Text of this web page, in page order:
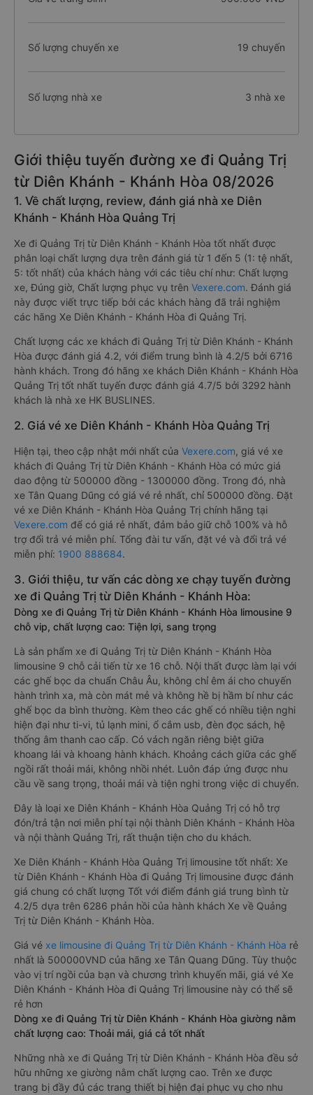
Số lượng chuyến xe 19 chuyến
Số lượng nhà xe 3 nhà xe
Giới thiệu tuyến đường xe đi Quảng Trị
từ Diên Khánh - Khánh Hòa 08/2026
1. Về chất lượng, review, đánh giá nhà xe Diên
Khánh - Khánh Hòa Quảng Trị
Xe đi Quảng Trị từ Diên Khánh - Khánh Hòa tốt nhất được
phân loại chất lượng dựa trên đánh giá từ 1 đến 5 (1: tệ nhất,
5: tốt nhất) của khách hàng với các tiêu chí như: Chất lượng
xe, Đúng giờ, Chất lượng phục vụ trên Vexere.com. Đánh giá
này được viết trực tiếp bởi các khách hàng đã trải nghiệm
các hãng Xe Diên Khánh - Khánh Hòa đi Quảng Trị.
Chất lượng các xe khách đi Quảng Trị từ Diên Khánh - Khánh
Hòa được đánh giá 4.2, với điểm trung bình là 4.2/5 bởi 6716
hành khách. Trong đó hãng xe khách Diên Khánh - Khánh Hòa
Quảng Trị tốt nhất tuyến được đánh giá 4.7/5 bởi 3292 hành
khách là nhà xe HK BUSLINES.
2. Giá vé xe Diên Khánh - Khánh Hòa Quảng Trị
Hiện tại, theo cập nhật mới nhất của Vexere.com, giá vé xe
khách đi Quảng Trị từ Diên Khánh - Khánh Hòa có mức giá
dao động từ 500000 đồng - 1300000 đồng. Trong đó, nhà
xe Tân Quang Dũng có giá vé rẻ nhất, chỉ 500000 đồng. Đặt
vé xe Diên Khánh - Khánh Hòa Quảng Trị chính hãng tại
Vexere.com để có giá rẻ nhất, đảm bảo giữ chỗ 100% và hỗ
trợ đổi trả vé miễn phí. Tổng đài tư vấn, đặt vé và đổi trả vé
miễn phí: 1900 888684.
3. Giới thiệu, tư vấn các dòng xe chạy tuyến đường
xe đi Quảng Trị từ Diên Khánh - Khánh Hòa:
Dòng xe đi Quảng Trị từ Diên Khánh - Khánh Hòa limousine 9
chỗ vip, chất lượng cao: Tiện lợi, sang trọng
Là sản phẩm xe đi Quảng Trị từ Diên Khánh - Khánh Hòa
limousine 9 chỗ cải tiến từ xe 16 chỗ. Nội thất được làm lại với
các ghế bọc da chuẩn Châu Âu, không chỉ êm ái cho chuyến
hành trình xa, mà còn mát mẻ và không hề bị hầm bí như các
ghế bọc da bình thường. Kèm theo các ghế có nhiều tiện nghi
hiện đại như ti-vi, tủ lạnh mini, ổ cắm usb, đèn đọc sách, hệ
thống âm thanh cao cấp. Có vách ngăn riêng biệt giữa
khoang lái và khoang hành khách. Khoảng cách giữa các ghế
ngồi rất thoải mái, không nhồi nhét. Luôn đáp ứng được nhu
cầu về sang trọng, thoải mái và tiện nghi trong việc di chuyển.
Đây là loại xe Diên Khánh - Khánh Hòa Quảng Trị có hỗ trợ
đón/trả tận nơi miễn phí tại nội thành Diên Khánh - Khánh Hòa
và nội thành Quảng Trị, rất thuận tiện cho du khách.
Xe Diên Khánh - Khánh Hòa Quảng Trị limousine tốt nhất: Xe
từ Diên Khánh - Khánh Hòa đi Quảng Trị limousine được đánh
giá chung có chất lượng Tốt với điểm đánh giá trung bình từ
4.2/5 dựa trên 6286 phản hồi của hành khách Xe về Quảng
Trị từ Diên Khánh - Khánh Hòa.
Giá vé xe limousine đi Quảng Trị từ Diên Khánh - Khánh Hòa rẻ
nhất là 500000VND của hãng xe Tân Quang Dũng. Tùy thuộc
vào vị trí ngồi của bạn và chương trình khuyến mãi, giá vé Xe
Diên Khánh - Khánh Hòa đi Quảng Trị limousine này có thể sẽ
rẻ hơn
Dòng xe đi Quảng Trị từ Diên Khánh - Khánh Hòa giường nằm
chất lượng cao: Thoải mái, giá cả tốt nhất
Những nhà xe đi Quảng Trị từ Diên Khánh - Khánh Hòa đều sở
hữu những xe giường nằm chất lượng cao. Trên xe được
trang bị đầy đủ các trang thiết bị hiện đại phục vụ cho nhu